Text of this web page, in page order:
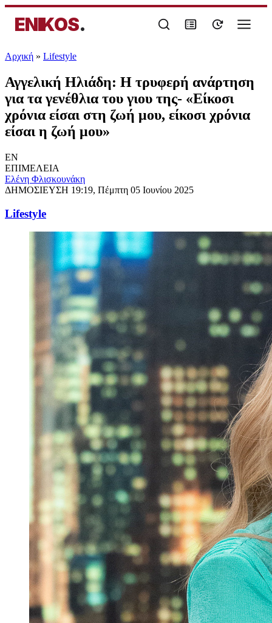
ENIKOS.
Αρχική » Lifestyle
Αγγελική Ηλιάδη: Η τρυφερή ανάρτηση
για τα γενέθλια του γιου της- «Είκοσι
χρόνια είσαι στη ζωή μου, είκοσι χρόνια
είσαι η ζωή μου»
EN
ΕΠΙΜΕΛΕΙΑ
Ελένη Φλισκουνάκη
ΔΗΜΟΣΙΕΥΣΗ 19:19, Πέμπτη 05 Ιουνίου 2025
Lifestyle